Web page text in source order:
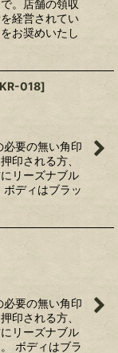
。店舗の領収
経営されてい
お奨めいたし
018]
必要の無い角印
印される方、
リーズナブル
ディはブラッ
必要の無い角印
印される方、
リーズナブル
ボディはブラ